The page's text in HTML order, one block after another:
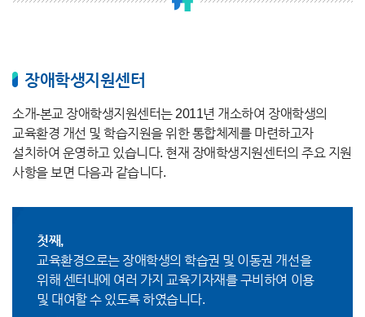
장애학생지원센터
소개-본교 장애학생지원센터는 2011년 개소하여 장애학생의
교육환경 개선 및 학습지원을 위한 통합체제를 마련하고자
설치하여 운영하고 있습니다. 현재 장애학생지원센터의 주요 지원
사항을 보면 다음과 같습니다.
첫째,
교육환경으로는 장애학생의 학습권 및 이동권 개선을
위해 센터내에 여러 가지 교육기자재를 구비하여 이용
및 대여할 수 있도록 하였습니다.